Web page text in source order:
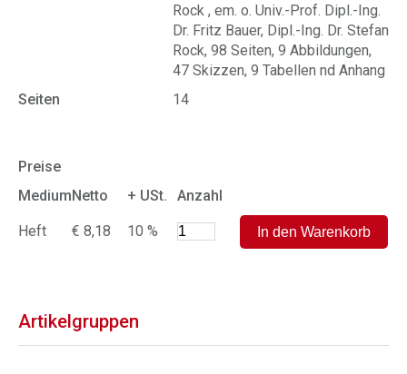
Rock , em. o. Univ.-Prof. Dipl.-Ing.
Dr. Fritz Bauer, Dipl.-Ing. Dr. Stefan
Rock, 98 Seiten, 9 Abbildungen,
47 Skizzen, 9 Tabellen nd Anhang
Seiten
14
Preise
MediumNetto + USt. Anzahl
Heft € 8,18 10 %
Artikelgruppen